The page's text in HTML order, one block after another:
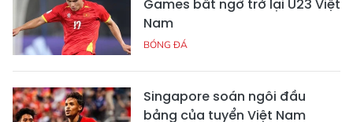
Games bất ngờ trở lại U23 Việt
Nam
BÓNG ĐÁ
Singapore soán ngôi đầu
bảng của tuyển Việt Nam